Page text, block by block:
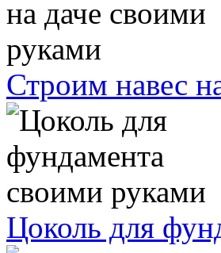
Строим навес
Цоколь для